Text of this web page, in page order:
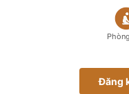
Đăng